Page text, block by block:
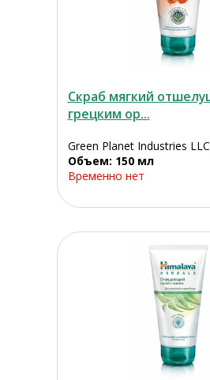
Скраб мягкий
грецким ор...
Green Planet Industries
Объем: 150 мл
Временно нет